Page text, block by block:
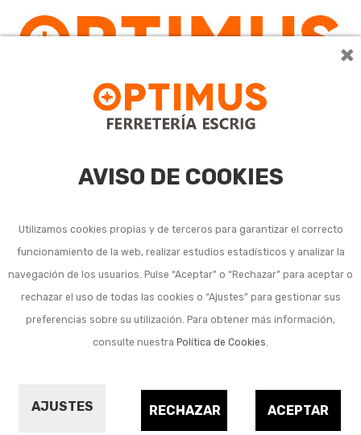
×
AVISO DE COOKIES
Utilizamos cookies propias y de terceros para garantizar el correcto
funcionamiento de la web, realizar estudios estadísticos y analizar la
navegación de los usuarios. Pulse “Aceptar” o “Rechazar” para aceptar o
rechazar el uso de todas las cookies o “Ajustes” para gestionar sus
preferencias sobre su utilización. Para obtener más información,
consulte nuestra Política de Cookies.
AJUSTES ACEPTAR
RECHAZAR